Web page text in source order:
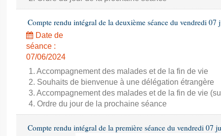
Questions écrites et orales
Comptes rendus des débats
Compte rendu intégral de la deuxième séance du vendredi 07
Date de
séance :
07/06/2024
1. Accompagnement des malades et de la fin de vie
2. Souhaits de bienvenue à une délégation étrangère
3. Accompagnement des malades et de la fin de vie
4. Ordre du jour de la prochaine séance
Compte rendu intégral de la première séance du vendredi 07